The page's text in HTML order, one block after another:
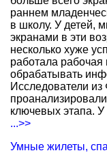
раннем
в школу. У детей,
экранами в эти
несколько хуже
работала рабочая
обрабатывать
Исследователи
ключевых этапа. У
...>>
Умные жилеты,